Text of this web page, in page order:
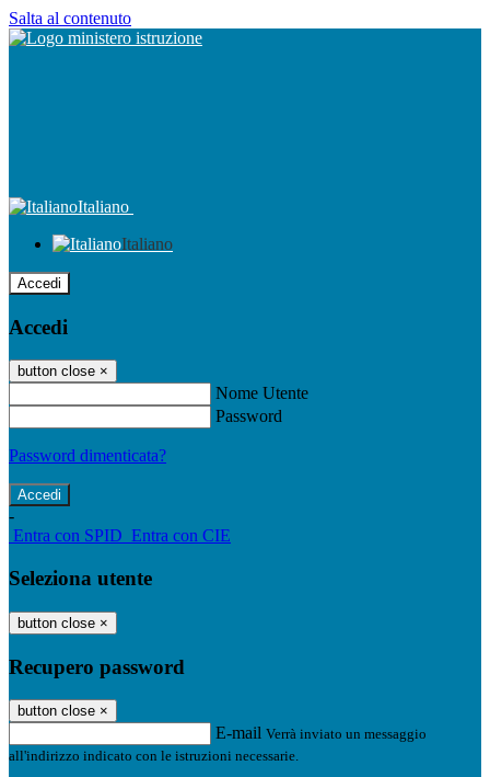
Salta al contenuto
Italiano
Italiano
Accedi
Accedi
button close ×
Nome Utente
Password
Password dimenticata?
-
Entra con SPID Entra con CIE
Seleziona utente
button close ×
Recupero password
button close ×
E-mail Verrà inviato un messaggio
all'indirizzo indicato con le istruzioni necessarie.